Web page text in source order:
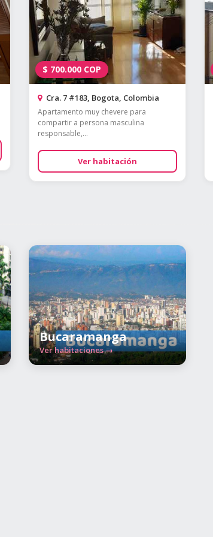
$ 700.000 COP
Cra. 7 #183, Bogota, Colombia
Apartamento muy chevere para
compartir a persona masculina
responsable,...
Ver habitación
Bucaramanga
Ver habitaciones →